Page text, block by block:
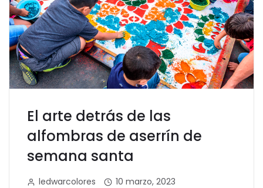
El arte detrás de las
alfombras de aserrín de
semana santa
ledwarcolores
10 marzo, 2023